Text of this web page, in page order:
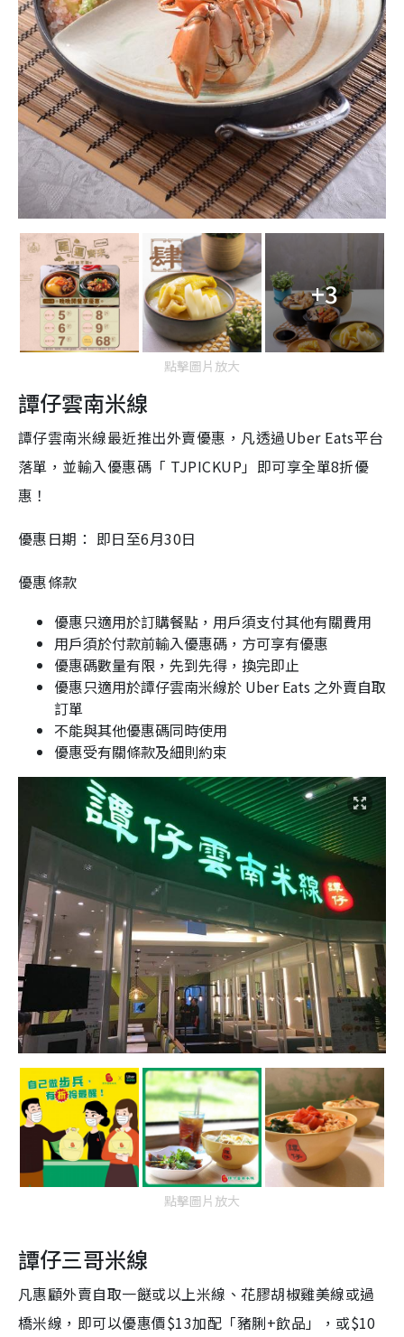
+3
點擊圖片放大
譚仔雲南米線
譚仔雲南米線最近推出外賣優惠，凡透過Uber Eats平台
落單，並輸入優惠碼「 TJPICKUP」即可享全單8️折優
惠！
優惠日期： 即日至6月30日
優惠條款
優惠只適用於訂購餐點，用戶須支付其他有關費用
用戶須於付款前輸入優惠碼，方可享有優惠
優惠碼數量有限，先到先得，換完即止
優惠只適用於譚仔雲南米線於 Uber Eats 之外賣自取
訂單
不能與其他優惠碼同時使用
優惠受有關條款及細則約束
點擊圖片放大
譚仔三哥米線
凡惠顧外賣自取一餸或以上米線、花膠胡椒雞美線或過
橋米線，即可以優惠價$13加配「豬脷+飲品」，或$10